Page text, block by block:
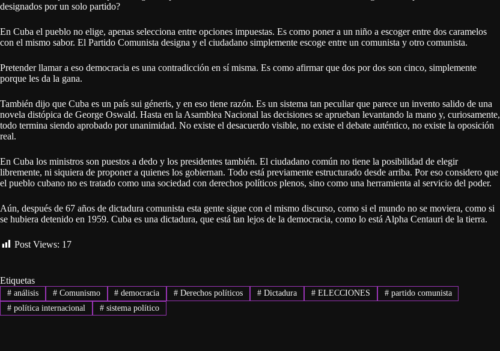
designados por un solo partido?
En Cuba el pueblo no elige, apenas selecciona entre opciones impuestas. Es como poner a un niño a escoger entre dos caramelos
con el mismo sabor. El Partido Comunista designa y el ciudadano simplemente escoge entre un comunista y otro comunista.
Pretender llamar a eso democracia es una contradicción en sí misma. Es como afirmar que dos por dos son cinco, simplemente
porque les da la gana.
También dijo que Cuba es un país sui géneris, y en eso tiene razón. Es un sistema tan peculiar que parece un invento salido de una
novela distópica de George Oswald. Hasta en la Asamblea Nacional las decisiones se aprueban levantando la mano y, curiosamente,
todo termina siendo aprobado por unanimidad. No existe el desacuerdo visible, no existe el debate auténtico, no existe la oposición
real.
En Cuba los ministros son puestos a dedo y los presidentes también. El ciudadano común no tiene la posibilidad de elegir
libremente, ni siquiera de proponer a quienes los gobiernan. Todo está previamente estructurado desde arriba. Por eso considero que
el pueblo cubano no es tratado como una sociedad con derechos políticos plenos, sino como una herramienta al servicio del poder.
Aún, después de 67 años de dictadura comunista esta gente sigue con el mismo discurso, como si el mundo no se moviera, como si
se hubiera detenido en 1959. Cuba es una dictadura, que está tan lejos de la democracia, como lo está Alpha Centauri de la tierra.
Post Views: 17
Etiquetas
#análisis #Comunismo # democracia # Derechos políticos # Dictadura #ELECCIONES #partido comunista
#política internacional #sistema político